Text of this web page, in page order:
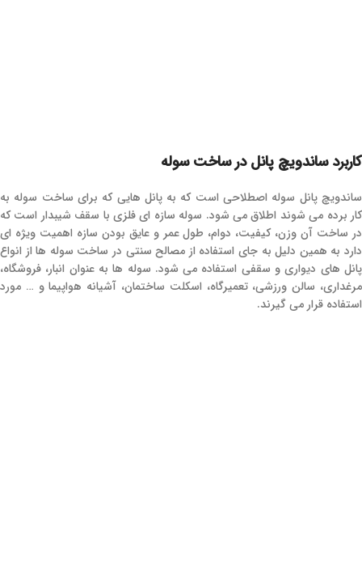
کاربرد ساندویچ پانل در ساخت سوله
ساندویچ پانل سوله اصطلاحی است که به پانل هایی که برای ساخت سوله به
کار برده می شوند اطلاق می شود. سوله سازه ای فلزی با سقف شیبدار است که
در ساخت آن وزن، کیفیت، دوام، طول عمر و عایق بودن سازه اهمیت ویژه ای
دارد به همین دلیل به جای استفاده از مصالح سنتی در ساخت سوله ها از انواع
پانل های دیواری و سقفی استفاده می شود. سوله ها به عنوان انبار، فروشگاه،
مرغداری، سالن ورزشی، تعمیرگاه، اسکلت ساختمان، آشیانه هواپیما و … مورد
استفاده قرار می گیرند.